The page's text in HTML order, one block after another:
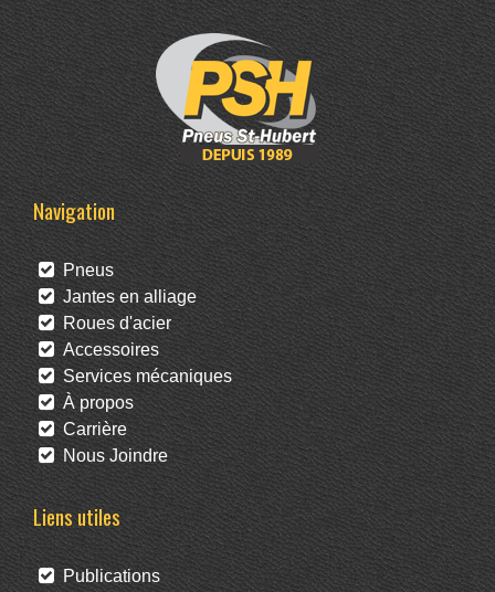
Navigation
Pneus
Jantes en alliage
Roues d'acier
Accessoires
Services mécaniques
À propos
Carrière
Nous Joindre
Liens utiles
Publications